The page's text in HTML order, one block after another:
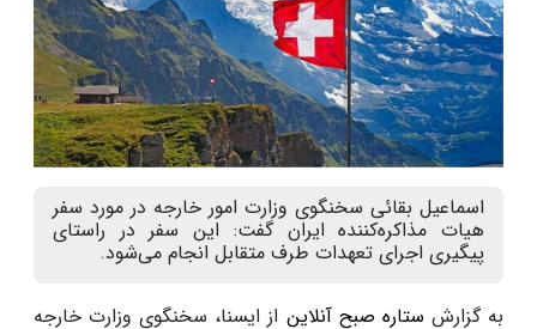
اسماعیل بقائی سخنگوی وزارت امور خارجه در مورد سفر
هیات مذاکره‌کننده ایران گفت: این سفر در راستای
پیگیری اجرای تعهدات طرف متقابل انجام می‌شود.
به گزارش ستاره صبح آنلاین از ایسنا، سخنگوی وزارت خارجه